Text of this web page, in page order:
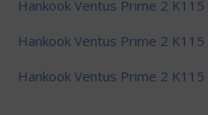
Hankook Ventus Prime 2 K115
Hankook Ventus Prime 2 K115
Hankook Ventus Prime 2 K115